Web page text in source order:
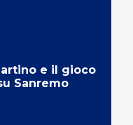
e il gioco
Sanremo